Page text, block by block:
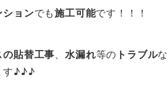
ションでも施工可能です！！！
の貼替工事 水漏れ等の トラブルな
す♪♪♪